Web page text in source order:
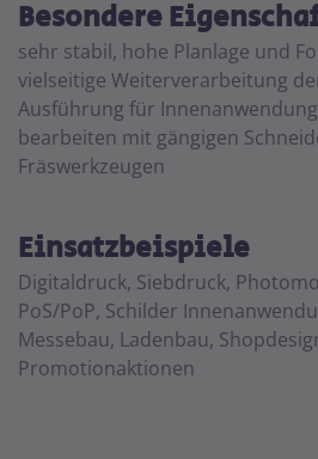
Besondere
sehr stabil, hohe Planlage und
vielseitige Weiterverarbeitung
Ausführung für
bearbeiten mit gängigen
Fräswerkzeugen
Einsatzbeispiele
Digitaldruck, Siebdruck,
PoS/PoP, Schilder
Messebau, Ladenbau,
Promotionaktionen